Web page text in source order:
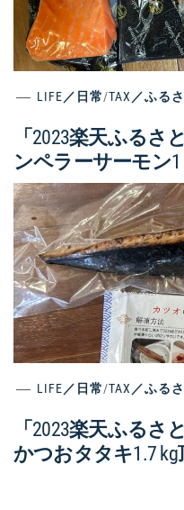
LIFE／日常/TAX／ふる
「2023楽天ふるさ
ンペラーサーモン
LIFE／日常/TAX／ふる
「2023楽天ふるさ
かつおタタキ1.7